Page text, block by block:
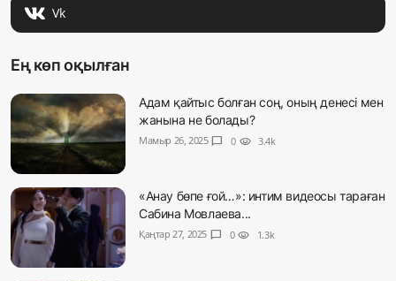
Vk
Ең көп оқылған
Адам қайтыс болған соң, оның денесі мен
жанына не болады?
Мамыр 26, 2025 chat_bubble 0 visibility 3.4k
«Анау бөпе ғой…»: интим видеосы тараған
Сабина Мовлаева...
Қаңтар 27, 2025 chat_bubble 0 visibility 1.3k